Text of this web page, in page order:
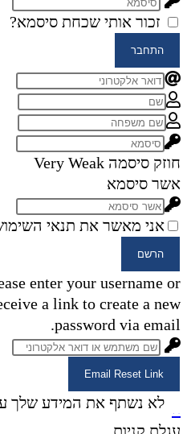
זכור אותי שכחת סיסמא?
התחבר
חוזק סיסמה Very Weak
אשר סיסמא
אני מאשר את תנאי
הרשם
enter your username or
a link to create a new
password via email.
Email Reset Link
לא נשתף את המידע שלך
×
×